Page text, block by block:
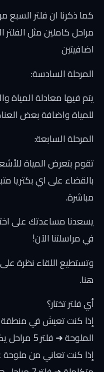
كما ذكرنا ان فلتر
مراحل كاملين مثل
اضافيتين
المرحلة السادسة:
يتم فيها معادلة
للمياة واضافة بعض
المرحلة السابعة:
تقوم بتعرض المياة
بالقضاء على اي بكتريا
مباشرة.
يسعدنا مساعدتك على
في مراسلتنا الآن!
وتستطيع اللقاء نظرة
هنا.
أي فلتر تختار؟
إذا كنت تعيش في منطقة
الملوحة ➜ فلتر 5 مراحل يكفيك.
إذا كنت تعاني من ملوحة